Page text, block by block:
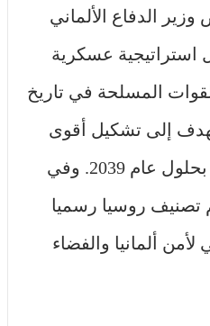
الدفاع الألماني
استراتيجية عسكرية
المسلحة في تاريخ
تهدف إلى تشكيل أقوى
جيش تقليدي في أوروبا بحلول عام 2039. وفي
تصنيف روسيا رسميا
لأمن ألمانيا والفضاء